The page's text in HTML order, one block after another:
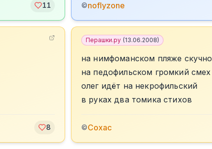
11 ©noflyzone
8
Перашки.ру (13.06.2008)
на нимфоманском пляже скучно
на педофильском громкий смех
олег идёт на некрофильский
в руках два томика стихов
©Сохас